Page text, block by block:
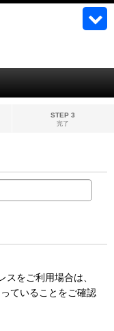
STEP 3
完了
をご利用場合は、
ていることをご確認